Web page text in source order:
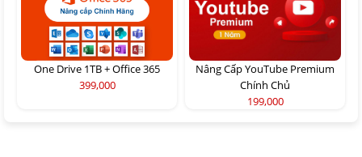
One Drive 1TB + Office 365
399,000
Nâng Cấp YouTube Premium
Chính Chủ
199,000